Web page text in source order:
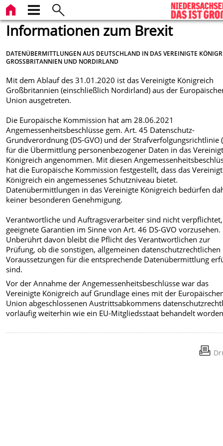
Informationen zum Brexit
DATENÜBERMITTLUNGEN AUS DEUTSCHLAND IN DAS VEREINIGTE
GROSSBRITANNIEN UND NORDIRLAND
Mit dem Ablauf des 31.01.2020 ist das Vereinigte Königreich
Großbritannien (einschließlich Nordirland) aus der
Union ausgetreten.
Die Europäische Kommission hat am 28.06.2021
Angemessenheitsbeschlüsse gem. Art. 45 Datenschutz-
Grundverordnung (DS-GVO) und der Strafverfolgungsrichtlinie
für die Übermittlung personenbezogener Daten in das
Königreich angenommen. Mit diesen
hat die Europäische Kommission festgestellt, dass das
Königreich ein angemessenes Schutzniveau bietet.
Datenübermittlungen in das Vereinigte Königreich bedürfen
keiner besonderen Genehmigung.
Verantwortliche und Auftragsverarbeiter sind nicht verpflichtet,
geeignete Garantien im Sinne von Art. 46 DS-GVO vorzusehen.
Unberührt davon bleibt die Pflicht des Verantwortlichen zur
Prüfung, ob die sonstigen, allgemeinen datenschutzrechtlichen
Voraussetzungen für die entsprechende Datenübermittlung
sind.
Vor der Annahme der Angemessenheitsbeschlüsse war das
Vereinigte Königreich auf Grundlage eines mit der
Union abgeschlossenen Austrittsabkommens
vorläufig weiterhin wie ein EU-Mitgliedsstaat behandelt